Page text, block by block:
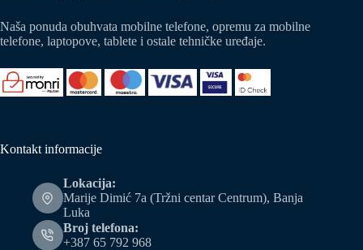
Naša ponuda obuhvata mobilne telefone, opremu za mobilne
telefone, laptopove, tablete i ostale tehničke uređaje.
Kontakt informacije
Lokacija:
Marije Dimić 7a (Tržni centar Centrum), Banja
Luka
Broj telefona:
+387 65 792 968